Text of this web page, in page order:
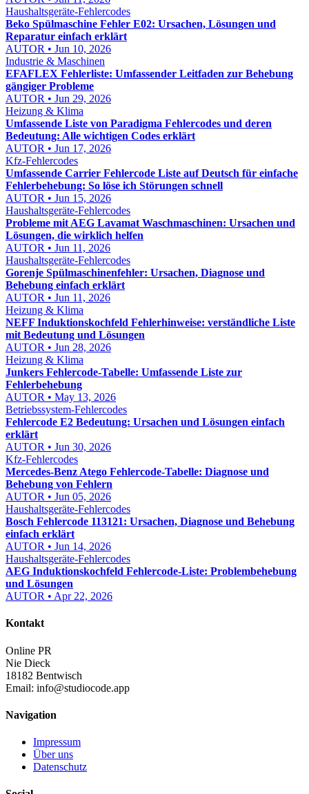
Haushaltsgeräte-Fehlercodes
Beko Spülmaschine Fehler E02: Ursachen, Lösungen und
Reparatur einfach erklärt
AUTOR • Jun 10, 2026
Industrie & Maschinen
EFAFLEX Fehlerliste: Umfassender Leitfaden zur Behebung
gängiger Probleme
AUTOR • Jun 29, 2026
Heizung & Klima
Umfassende Liste von Paradigma Fehlercodes und deren
Bedeutung: Alle wichtigen Codes erklärt
AUTOR • Jun 17, 2026
Kfz-Fehlercodes
Umfassende Carrier Fehlercode Liste auf Deutsch für einfache
Fehlerbehebung: So löse ich Störungen schnell
AUTOR • Jun 15, 2026
Haushaltsgeräte-Fehlercodes
Probleme mit AEG Lavamat Waschmaschinen: Ursachen und
Lösungen, die wirklich helfen
AUTOR • Jun 11, 2026
Haushaltsgeräte-Fehlercodes
Gorenje Spülmaschinenfehler: Ursachen, Diagnose und
Behebung einfach erklärt
AUTOR • Jun 11, 2026
Heizung & Klima
NEFF Induktionskochfeld Fehlerhinweise: verständliche Liste
mit Bedeutung und Lösungen
AUTOR • Jun 28, 2026
Heizung & Klima
Junkers Fehlercode-Tabelle: Umfassende Liste zur
Fehlerbehebung
AUTOR • May 13, 2026
Betriebssystem-Fehlercodes
Fehlercode E2 Bedeutung: Ursachen und Lösungen einfach
erklärt
AUTOR • Jun 30, 2026
Kfz-Fehlercodes
Mercedes-Benz Atego Fehlercode-Tabelle: Diagnose und
Behebung von Fehlern
AUTOR • Jun 05, 2026
Haushaltsgeräte-Fehlercodes
Bosch Fehlercode 113121: Ursachen, Diagnose und Behebung
einfach erklärt
AUTOR • Jun 14, 2026
Haushaltsgeräte-Fehlercodes
AEG Induktionskochfeld Fehlercode-Liste: Problembehebung
und Lösungen
AUTOR • Apr 22, 2026
Kontakt
Online PR
Nie Dieck
18182 Bentwisch
Email: info@studiocode.app
Navigation
Impressum
Über uns
Datenschutz